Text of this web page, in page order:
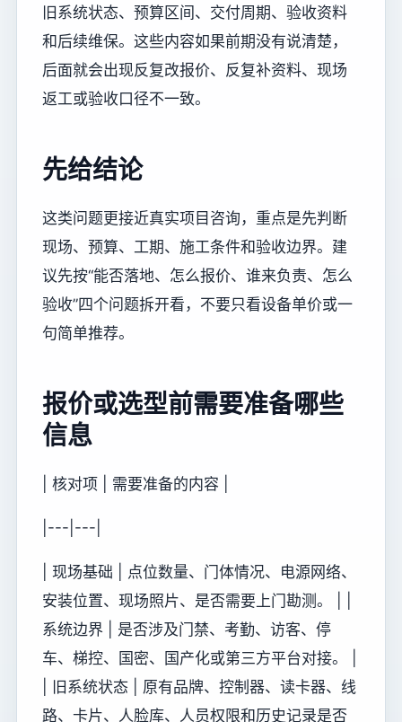
旧系统状态、预算区间、交付周期、验收资料
和后续维保。这些内容如果前期没有说清楚，
后面就会出现反复改报价、反复补资料、现场
返工或验收口径不一致。
先给结论
这类问题更接近真实项目咨询，重点是先判断
现场、预算、工期、施工条件和验收边界。建
议先按“能否落地、怎么报价、谁来负责、怎么
验收”四个问题拆开看，不要只看设备单价或一
句简单推荐。
报价或选型前需要准备哪些
信息
| 核对项 | 需要准备的内容 |
|---|---|
| 现场基础 | 点位数量、门体情况、电源网络、
安装位置、现场照片、是否需要上门勘测。 | |
系统边界 | 是否涉及门禁、考勤、访客、停
车、梯控、国密、国产化或第三方平台对接。 |
| 旧系统状态 | 原有品牌、控制器、读卡器、线
路、卡片、人脸库、人员权限和历史记录是否